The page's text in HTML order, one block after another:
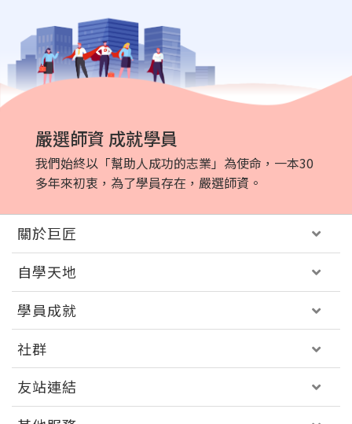
嚴選師資 成就學員
我們始終以「幫助人成功的志業」為使命，一本30
多年來初衷，為了學員存在，嚴選師資。
關於巨匠
自學天地
學員成就
社群
友站連結